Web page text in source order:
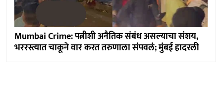
Mumbai Crime: पत्नीशी अनैतिक संबंध असल्याचा संशय,
भररस्त्यात चाकूने वार करत तरुणाला संपवलं; मुंबई हादरली